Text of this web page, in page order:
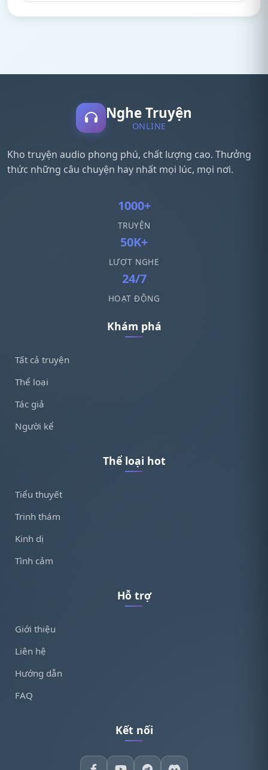
Nghe Truyện
ONLINE
Kho truyện audio phong phú, chất lượng cao. Thưởng
thức những câu chuyện hay nhất mọi lúc, mọi nơi.
1000+
TRUYỆN
50K+
LƯỢT NGHE
24/7
HOẠT ĐỘNG
Khám phá
Tất cả truyện
Thể loại
Tác giả
Người kể
Thể loại hot
Tiểu thuyết
Trinh thám
Kinh dị
Tình cảm
Hỗ trợ
Giới thiệu
Liên hệ
Hướng dẫn
FAQ
Kết nối